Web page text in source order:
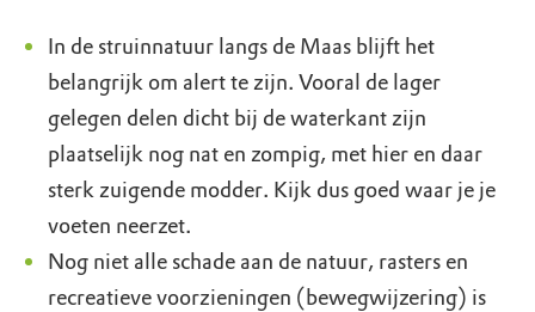
In de struinnatuur langs de Maas blijft het
belangrijk om alert te zijn. Vooral de lager
gelegen delen dicht bij de waterkant zijn
plaatselijk nog nat en zompig, met hier en daar
sterk zuigende modder. Kijk dus goed waar je je
voeten neerzet.
Nog niet alle schade aan de natuur, rasters en
recreatieve voorzieningen (bewegwijzering) is